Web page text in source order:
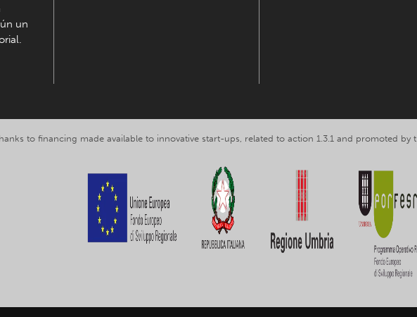
un
to financing made available to innovative start-ups, related to action 1.3.1 and promoted by